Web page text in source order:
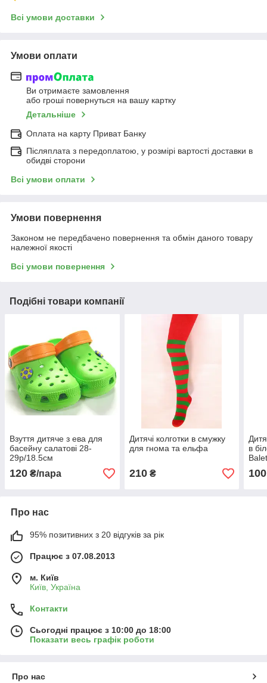
Всі умови доставки
Умови оплати
Ви отримаєте замовлення
або гроші повернуться на вашу картку
Детальніше
Оплата на карту Приват Банку
Післяплата з передоплатою, у розмірі вартості доставки в
обидві сторони
Всі умови оплати
Умови повернення
Законом не передбачено повернення та обмін даного товару
належної якості
Всі умови повернення
Подібні товари компанії
Взуття дитяче з ева для
басейну салатові 28-
29р/18.5см
120 ₴/пара
Дитячі колготки в смужку
для гнома та ельфа
210₴
в
100
Про нас
95% позитивних з 20 відгуків за рік
Працює з 07.08.2013
м. Київ
Київ, Україна
Контакти
Сьогодні працює з 10:00 до 18:00
Показати весь графік роботи
Про нас